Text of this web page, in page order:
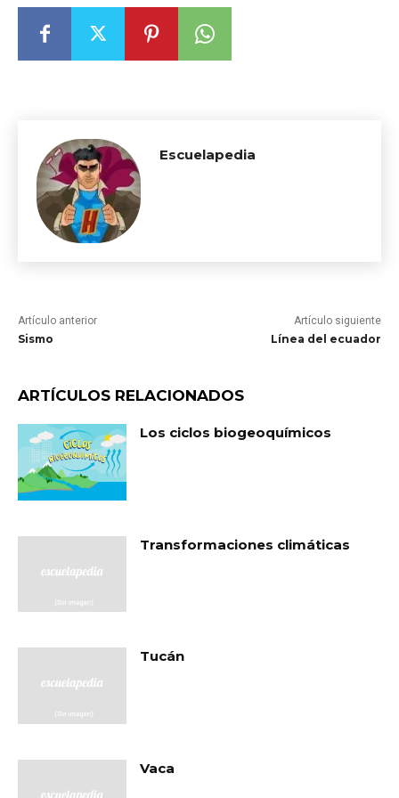
Escuelapedia
Artículo anterior
Sismo
Artículo siguiente
Línea del ecuador
ARTÍCULOS RELACIONADOS
Los ciclos biogeoquímicos
Transformaciones climáticas
Tucán
Vaca